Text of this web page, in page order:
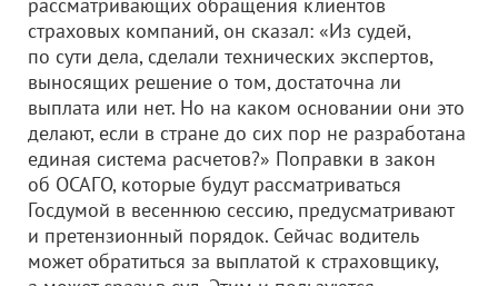
страховых компаний, он сказал: «Из судей,
по сути дела, сделали технических экспертов,
выносящих решение о том, достаточна ли
выплата или нет. Но на каком основании они это
делают, если в стране до сих пор не разработана
единая система расчетов?» Поправки в закон
об ОСАГО, которые будут рассматриваться
Госдумой в весеннюю сессию, предусматривают
и претензионный порядок. Сейчас водитель
может обратиться за выплатой к страховщику,